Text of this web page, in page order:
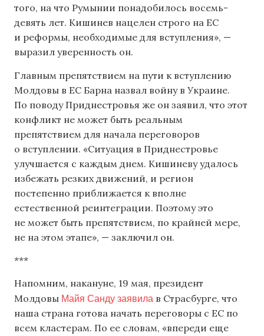
того, на что Румынии понадобилось восемь-
девять лет. Кишинев нацелен строго на ЕС
и реформы, необходимые для вступления», —
выразил уверенность он.
Главным препятствием на пути к вступлению
Молдовы в ЕС Барна назвал войну в Украине.
По поводу Приднестровья же он заявил, что этот
конфликт не может быть реальным
препятствием для начала переговоров
о вступлении. «Ситуация в Приднестровье
улучшается с каждым днем. Кишиневу удалось
избежать резких движений, и регион
постепенно приближается к вполне
естественной реинтеграции. Поэтому это
не может быть препятствием, по крайней мере,
не на этом этапе», — заключил он.
***
Напомним, накануне, 19 мая, президент
Молдовы Майя Санду заявила в Страсбурге, что
наша страна готова начать переговоры с ЕС по
всем кластерам. По ее словам, «впереди еще